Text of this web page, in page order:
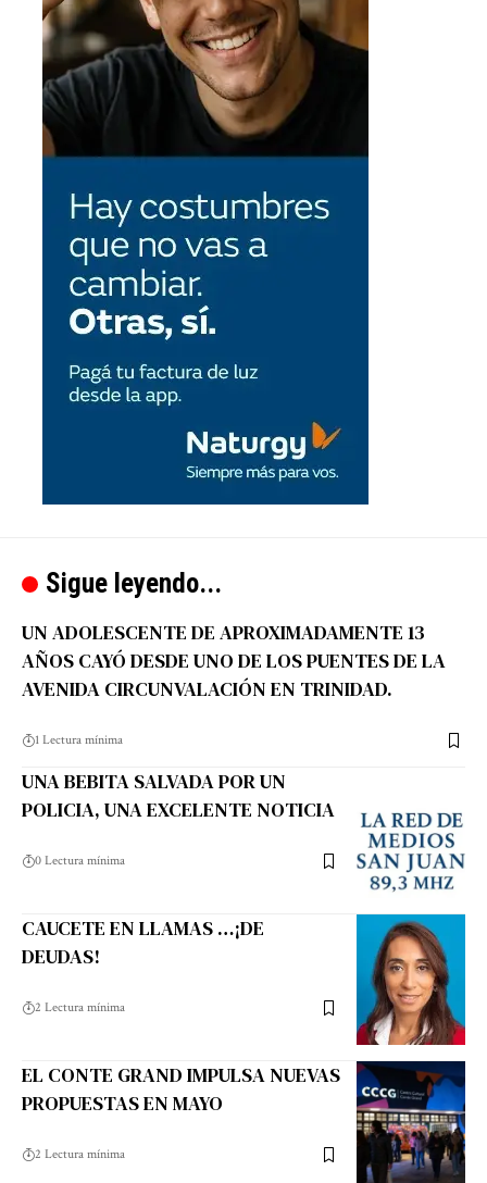
Sigue leyendo...
UN ADOLESCENTE DE APROXIMADAMENTE 13
AÑOS CAYÓ DESDE UNO DE LOS PUENTES DE LA
AVENIDA CIRCUNVALACIÓN EN TRINIDAD.
1 Lectura mínima
UNA BEBITA SALVADA POR UN
POLICIA, UNA EXCELENTE NOTICIA
0 Lectura mínima
CAUCETE EN LLAMAS …¡DE
DEUDAS!
2 Lectura mínima
EL CONTE GRAND IMPULSA NUEVAS
PROPUESTAS EN MAYO
2 Lectura mínima